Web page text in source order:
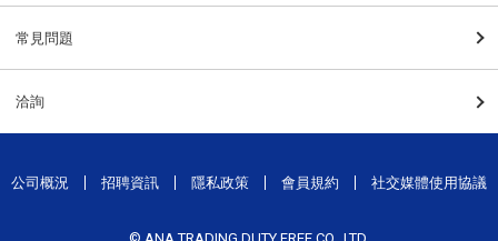
常見問題
洽詢
公司概況 招聘資訊 隱私政策 會員規約 社交媒體使用協議